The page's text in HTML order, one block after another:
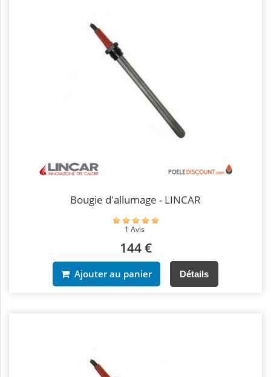
Bougie d'allumage - LINCAR
1 Avis
144 €
Ajouter au panier Détails